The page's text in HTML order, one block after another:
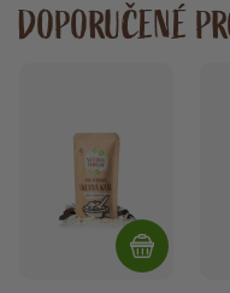
DOPORUČENÉ